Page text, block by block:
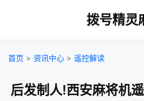
拨号精灵
首页 > 资讯中心 > 遥控解读
后发制人!西安麻将机